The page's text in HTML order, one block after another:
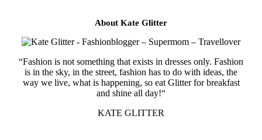
About Kate Glitter
“Fashion is not something that exists in dresses only. Fashion
is in the sky, in the street, fashion has to do with ideas, the
way we live, what is happening, so eat Glitter for breakfast
and shine all day!“
KATE GLITTER